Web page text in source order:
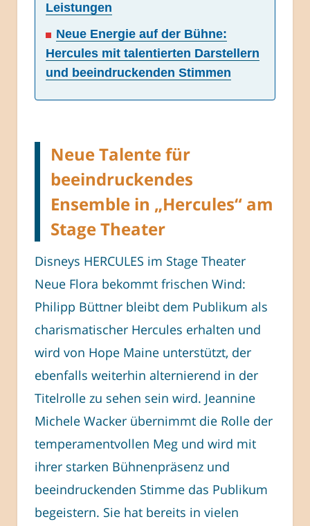
Leistungen
Neue Energie auf der Bühne:
Hercules mit talentierten Darstellern
und beeindruckenden Stimmen
Neue Talente für
beeindruckendes
Ensemble in „Hercules“ am
Stage Theater
Disneys HERCULES im Stage Theater
Neue Flora bekommt frischen Wind:
Philipp Büttner bleibt dem Publikum als
charismatischer Hercules erhalten und
wird von Hope Maine unterstützt, der
ebenfalls weiterhin alternierend in der
Titelrolle zu sehen sein wird. Jeannine
Michele Wacker übernimmt die Rolle der
temperamentvollen Meg und wird mit
ihrer starken Bühnenpräsenz und
beeindruckenden Stimme das Publikum
begeistern. Sie hat bereits in vielen